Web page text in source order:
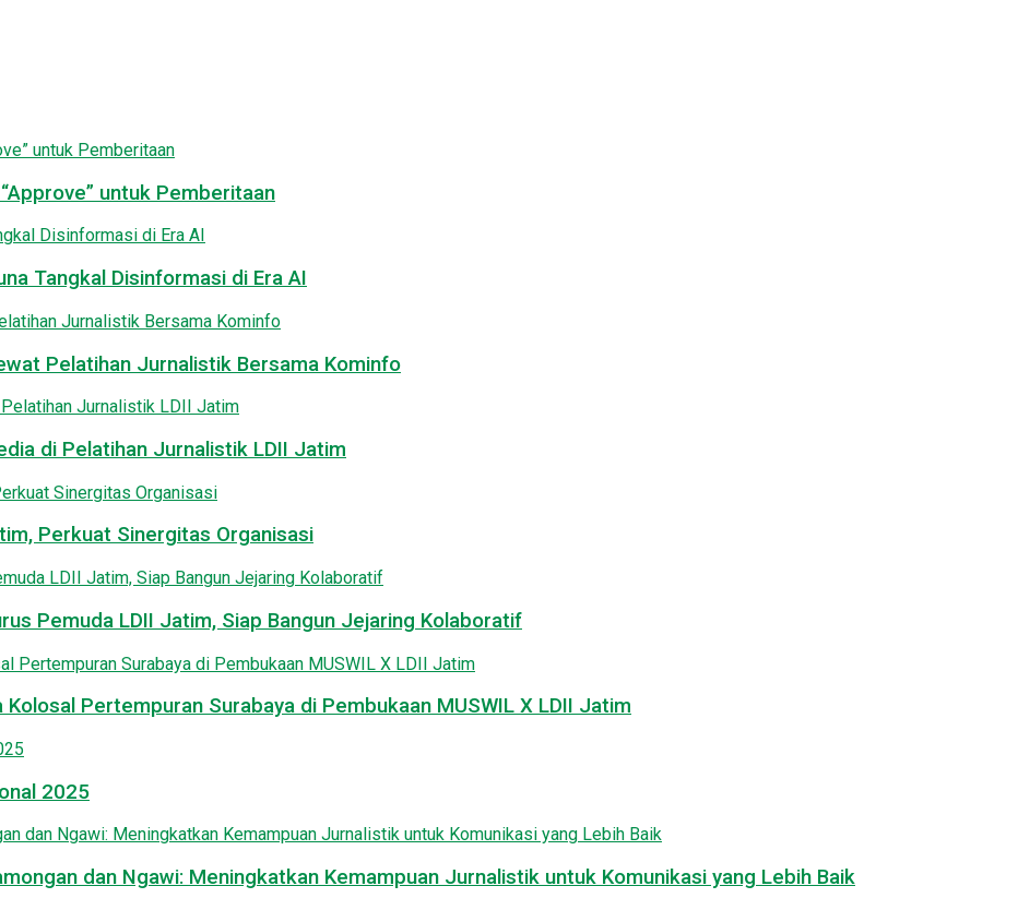
untuk Pemberitaan
Tangkal Disinformasi di Era AI
Pelatihan Jurnalistik Bersama Kominfo
di Pelatihan Jurnalistik LDII Jatim
Perkuat Sinergitas Organisasi
Pemuda LDII Jatim, Siap Bangun Jejaring Kolaboratif
Pertempuran Surabaya di Pembukaan MUSWIL X LDII Jatim
2025
dan Ngawi: Meningkatkan Kemampuan Jurnalistik untuk Komunikasi yang Lebih Baik